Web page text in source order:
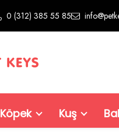
0 (312) 385 55 85
Köpek Kuş